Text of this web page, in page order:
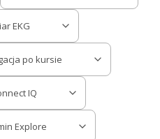
EKG
po kursie
IQ
Explore